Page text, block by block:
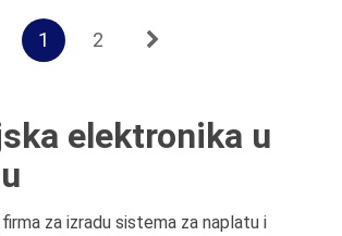
1 2
elektronika u
za izradu sistema za naplatu i